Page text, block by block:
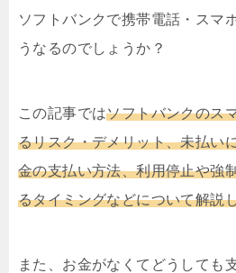
ソフトバンクで携帯電話・スマ
うなるのでしょうか？
この記事ではソフトバンクのス
るリスク・デメリット、未払い
金の支払い方法、利用停止や強
るタイミングなどについて解説
また、お金がなくてどうしても